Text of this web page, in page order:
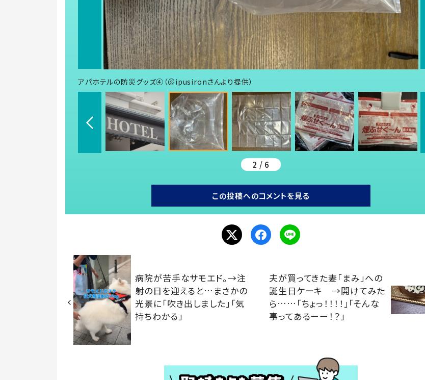
アパホテルの防災グッズ④（＠ipusironさんより提供）
2 / 6
この投稿へのコメントを見る
病院が苦手なサモエド。→注
射の日を迎えると…まさかの
光景に「吹き出しました」「気
持ちわかる」
夫が買ってきた妻「まみ」への
誕生日ケーキ →開けてみた
ら……「ちょっ！！！！」「そんな
事ってあるーー！？」